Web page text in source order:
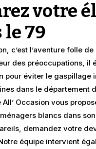
votre
le 79
c’est l’aventure folle
des préoccupations, il
pour éviter le gaspillage
dans le département
All’ Occasion vous
blancs dans
demandez votre
équipe intervient